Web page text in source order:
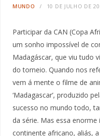
MUNDO 10 DE JULHO DE
Participar da CAN (Copa
um sonho impossível de
Madagáscar, que viu tudo
do torneio. Quando nos
vem á mente o filme de
‘Madagascar’, produzido
sucesso no mundo todo,
da série. Mas essa
continente africano, aliás,